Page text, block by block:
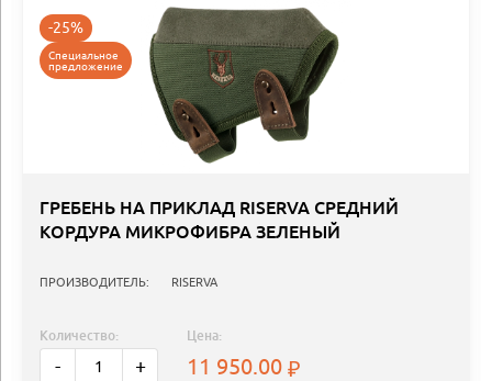
-25%
Специальное
предложение
ГРЕБЕНЬ НА ПРИКЛАД RISERVA СРЕДНИЙ
КОРДУРА МИКРОФИБРА ЗЕЛЕНЫЙ
ПРОИЗВОДИТЕЛЬ: RISERVA
Количество:
- +
Цена:
11 950.00